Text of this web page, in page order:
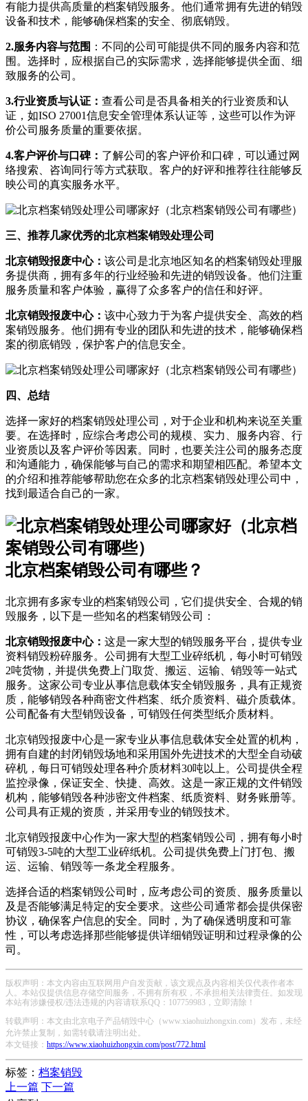
有能力提供高质量的档案销毁服务。他们通常拥有先进的销毁
设备和技术，能够确保档案的安全、彻底销毁。
2.服务内容与范围 ：不同的公司可能提供不同的服务内容和范
围。选择时，应根据自己的实际需求，选择能够提供全面、细
致服务的公司。
3.行业资质与认证： 查看公司是否具备相关的行业资质和认
证，如ISO 27001信息安全管理体系认证等，这些可以作为评
价公司服务质量的重要依据。
4.客户评价与口碑： 了解公司的客户评价和口碑，可以通过网
络搜索、咨询同行等方式获取。客户的好评和推荐往往能够反
映公司的真实服务水平。
三、推荐几家优秀的北京档案销毁处理公司
北京销毁报废中心： 该公司是北京地区知名的档案销毁处理服
务提供商，拥有多年的行业经验和先进的销毁设备。他们注重
服务质量和客户体验，赢得了众多客户的信任和好评。
北京销毁报废中心： 该中心致力于为客户提供安全、高效的档
案销毁服务。他们拥有专业的团队和先进的技术，能够确保档
案的彻底销毁，保护客户的信息安全。
四、总结
选择一家好的档案销毁处理公司，对于企业和机构来说至关重
要。在选择时，应综合考虑公司的规模、实力、服务内容、行
业资质以及客户评价等因素。同时，也要关注公司的服务态度
和沟通能力，确保能够与自己的需求和期望相匹配。希望本文
的介绍和推荐能够帮助您在众多的北京档案销毁处理公司中，
找到最适合自己的一家。
北京档案销毁公司有哪些？
北京拥有多家专业的档案销毁公司，它们提供安全、合规的销
毁服务，以下是一些知名的档案销毁公司：
北京销毁报废中心： 这是一家大型的销毁服务平台，提供专业
资料销毁粉碎服务。公司拥有大型工业碎纸机，每小时可销毁
2吨货物，并提供免费上门取货、搬运、运输、销毁等一站式
服务。这家公司专业从事信息载体安全销毁服务，具有正规资
质，能够销毁各种商密文件档案、纸介质资料、磁介质载体。
公司配备有大型销毁设备，可销毁任何类型纸介质材料。
北京销毁报废中心是一家专业从事信息载体安全处置的机构，
拥有自建的封闭销毁场地和采用国外先进技术的大型全自动破
碎机，每日可销毁处理各种介质材料30吨以上。公司提供全程
监控录像，保证安全、快捷、高效。这是一家正规的文件销毁
机构，能够销毁各种涉密文件档案、纸质资料、财务账册等。
公司具有正规的资质，并采用专业的销毁技术。
北京销毁报废中心作为一家大型的档案销毁公司，拥有每小时
可销毁3-5吨的大型工业碎纸机。公司提供免费上门打包、搬
运、运输、销毁等一条龙全程服务。
选择合适的档案销毁公司时，应考虑公司的资质、服务质量以
及是否能够满足特定的安全要求。这些公司通常都会提供保密
协议，确保客户信息的安全。同时，为了确保透明度和可靠
性，可以考虑选择那些能够提供详细销毁证明和过程录像的公
司。
版权声明：本文内容由互联网用户自发贡献，该文观点及内容相关仅代表作者本
人。本站仅提供信息存储空间服务，不拥有所有权，不承担相关法律责任。如发现
本站有涉嫌侵权/违法违规的内容请联系QQ：107759983，立即清除！
转载声明：本文由北京电子产品销毁中心（www.xiaohuizhongxin.com）发布，未经
允许禁止复制，如需转载请注明出处。
本文链接： https://www.xiaohuizhongxin.com/post/772.html
标签： 档案销毁
上一篇 下一篇